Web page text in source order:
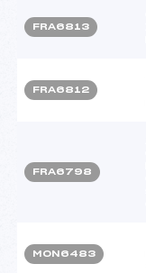
FRA6813
FRA6812
FRA6798
MON6483